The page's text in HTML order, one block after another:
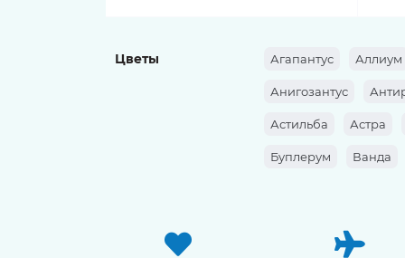
Цветы Агапантус Аллиум
Анигозантус
Астильба Астра
Буплерум Ванда
Календула